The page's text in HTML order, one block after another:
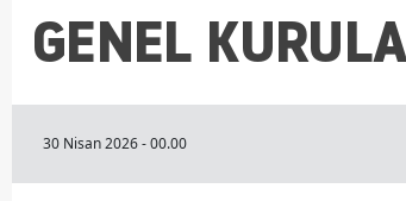
GENEL
30 Nisan 2026 - 00.00